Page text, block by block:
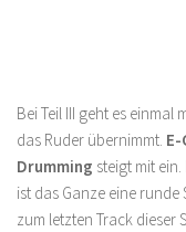
Bei Teil III geht es
das Ruder übernimmt.
Drumming steigt mit
ist das Ganze eine
zum letzten Track dieser